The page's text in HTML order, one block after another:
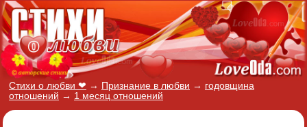
Стихи о любви ❤ → Признание в любви → годовщина
отношений → 1 месяц отношений